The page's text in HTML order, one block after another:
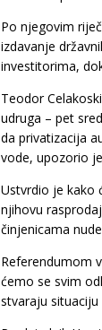
Po njegovim
izdavanje
investitorima,
Teodor
udruga – pet
da privatizacija
vode, upozorio
Ustvrdio je kako
njihovu
činjenicama
Referendumom
ćemo se svim
stvaraju